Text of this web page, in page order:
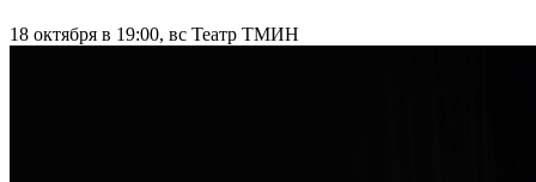
18 октября в 19:00, вс Театр ТМИН